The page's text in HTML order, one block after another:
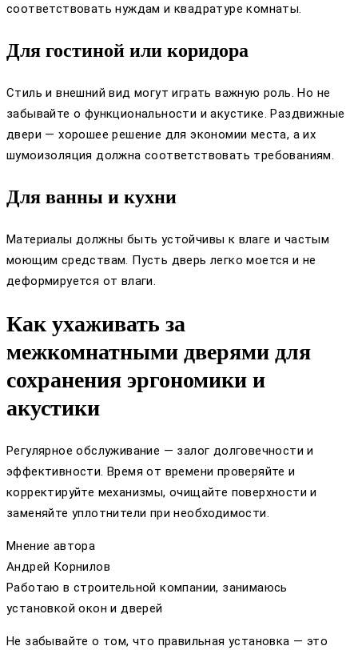
соответствовать нуждам и квадратуре комнаты.
Для гостиной или коридора
Стиль и внешний вид могут играть важную роль. Но не
забывайте о функциональности и акустике. Раздвижные
двери — хорошее решение для экономии места, а их
шумоизоляция должна соответствовать требованиям.
Для ванны и кухни
Материалы должны быть устойчивы к влаге и частым
моющим средствам. Пусть дверь легко моется и не
деформируется от влаги.
Как ухаживать за
межкомнатными дверями для
сохранения эргономики и
акустики
Регулярное обслуживание — залог долговечности и
эффективности. Время от времени проверяйте и
корректируйте механизмы, очищайте поверхности и
заменяйте уплотнители при необходимости.
Мнение автора
Андрей Корнилов
Работаю в строительной компании, занимаюсь
установкой окон и дверей
Не забывайте о том, что правильная установка — это